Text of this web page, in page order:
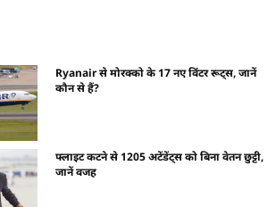
Ryanair से मोरक्को के 17 नए विंटर रूट्स, जानें
कौन से हैं?
फ्लाइट कटने से 1205 अटेंडेंट्स को बिना वेतन छुट्टी,
जानें वजह